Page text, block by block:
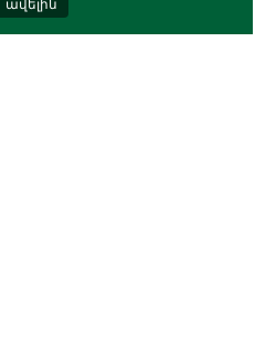
ավելին